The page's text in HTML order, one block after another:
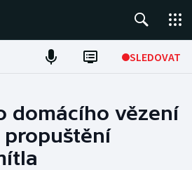
SLEDOVAT
domácího vězení